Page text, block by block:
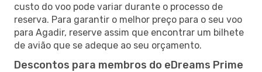
custo do voo pode variar durante o processo de
reserva. Para garantir o melhor preço para o seu voo
para Agadir, reserve assim que encontrar um bilhete
de avião que se adeque ao seu orçamento.
Descontos para membros do eDreams Prime